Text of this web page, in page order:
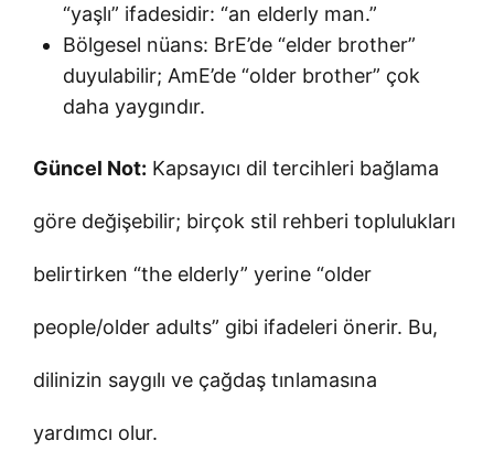
“yaşlı” ifadesidir: “an elderly man.”
Bölgesel nüans: BrE’de “elder brother”
duyulabilir; AmE’de “older brother” çok
daha yaygındır.
Güncel Not: Kapsayıcı dil tercihleri bağlama
göre değişebilir; birçok stil rehberi toplulukları
belirtirken “the elderly” yerine “older
people/older adults” gibi ifadeleri önerir. Bu,
dilinizin saygılı ve çağdaş tınlamasına
yardımcı olur.